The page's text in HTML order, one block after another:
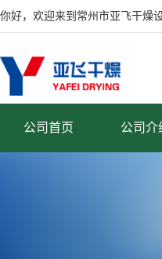
你好，欢迎来到常州市亚飞干燥
公司首页 公司介